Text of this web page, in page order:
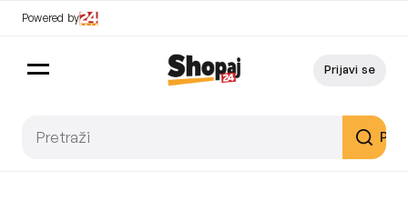
Powered by
Prijavi se